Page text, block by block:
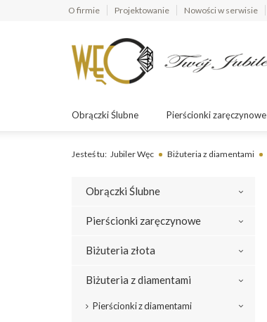
O firmie Projektowanie Nowości w serwisie
Obrączki Ślubne Pierścionki zaręczynowe
Jesteś tu: Jubiler Węc Biżuteria z diamentami
Obrączki Ślubne
Pierścionki zaręczynowe
Biżuteria złota
Biżuteria z diamentami
Pierścionki z diamentami